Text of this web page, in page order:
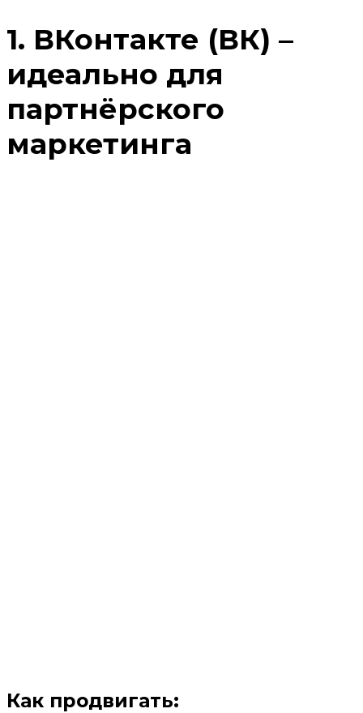
1. ВКонтакте (ВК) –
идеально для
партнёрского
маркетинга
Как продвигать: